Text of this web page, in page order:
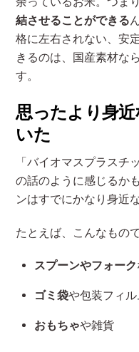
結させることができる
格に左右されない、安
きるのは、国産素材な
す。
思ったより身
いた
「バイオマスプラスチ
の話のように感じるか
ンはすでにかなり身近
たとえば、こんなもので
スプーンやフォーク
ゴミ袋や包装フィル
おもちゃや雑貨